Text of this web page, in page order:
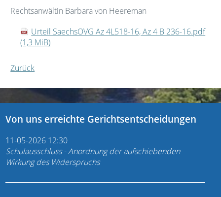
Rechtsanwältin Barbara von Heereman
Urteil SaechsOVG Az 4L518-16, Az 4 B 236-16.pdf
(1,3 MiB)
Zurück
Von uns erreichte Gerichtsentscheidungen
11-05-2026 12:30
Schulausschluss - Anordnung der aufschiebenden
Wirkung des Widerspruchs